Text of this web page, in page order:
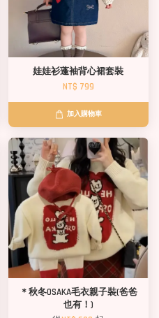
娃娃衫蓬袖背心裙套裝
NT$ 799
加入購物車
＊秋冬OSAKA毛衣親子裝(爸爸
也有！)